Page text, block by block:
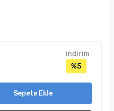
indirim
%5
Sepete Ekle